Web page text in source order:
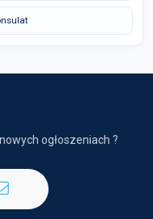
ogłoszeniach ?